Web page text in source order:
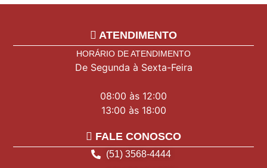
ATENDIMENTO
HORÁRIO DE ATENDIMENTO
De Segunda à Sexta-Feira
08:00 às 12:00
13:00 às 18:00
FALE CONOSCO
(51) 3568-4444